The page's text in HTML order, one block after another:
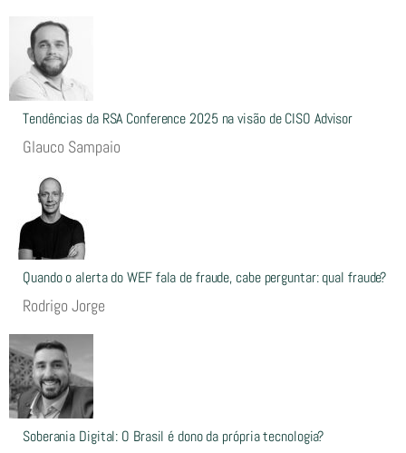
Tendências da RSA Conference 2025 na visão de CISO Advisor
Glauco Sampaio
Quando o alerta do WEF fala de fraude, cabe perguntar: qual fraude?
Rodrigo Jorge
Soberania Digital: O Brasil é dono da própria tecnologia?